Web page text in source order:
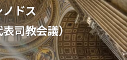
ノドス
司教会議）